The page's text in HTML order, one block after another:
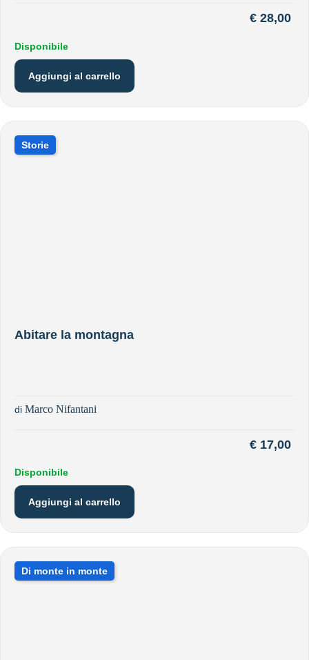
€ 28,00
Disponibile
Aggiungi al carrello
Storie
Abitare la montagna
di Marco Nifantani
€ 17,00
Disponibile
Aggiungi al carrello
Di monte in monte